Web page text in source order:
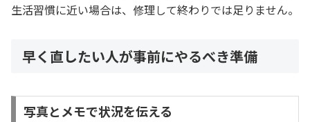
生活習慣に近い場合は、修理して終わりでは足りません。
早く直したい人が事前にやるべき準備
写真とメモで状況を伝える